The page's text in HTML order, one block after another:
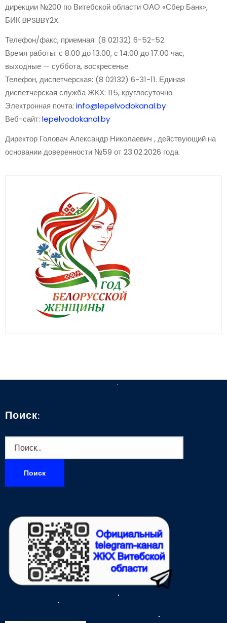
дирекции №200 по Витебской области ОАО «Сбер Банк»,
БИК BPSBBY2X.
Телефон/факс, приемная: (8 02132) 6-52-52.
Время работы: с 8.00 до 13.00, с 14.00 до 17.00 час,
выходные — суббота, воскресенье.
Телефон, диспетчерская: (8 02132) 6-31-11. Единая
диспетчерская служба ЖКХ: 115, круглосуточно.
Электронная почта: info@lepelvodokanal.by
Веб-сайт: lepelvodokanal.by
Директор Головач Александр Николаевич , действующий на
основании доверенности №59 от 23.02.2026 года.
Поиск:
Найти: